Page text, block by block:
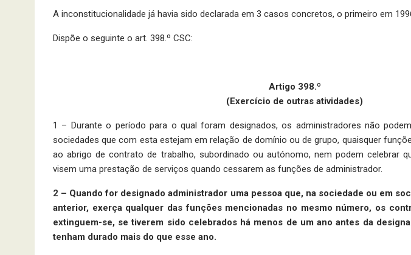
A inconstitucionalidade já havia sido declarada em 3 casos concretos, o primeiro em
Dispõe o seguinte o art. 398.º CSC:
Artigo 398.º
(Exercício de outras atividades)
1 – Durante o período para o qual foram designados, os administradores não
sociedades que com esta estejam em relação de domínio ou de grupo, quaisquer
ao abrigo de contrato de trabalho, subordinado ou autónomo, nem podem celebrar
visem uma prestação de serviços quando cessarem as funções de administrador.
2 – Quando for designado administrador uma pessoa que, na sociedade ou em
anterior, exerça qualquer das funções mencionadas no mesmo número, os
extinguem-se, se tiverem sido celebrados há menos de um ano antes da
tenham durado mais do que esse ano.